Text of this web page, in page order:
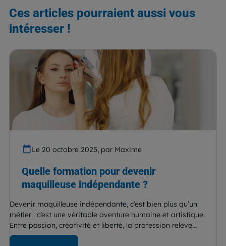
Ces articles pourraient aussi vous
intéresser !
Le 20 octobre 2025, par Maxime
Quelle formation pour devenir
maquilleuse indépendante ?
Devenir maquilleuse indépendante, c’est bien plus qu’un
métier : c’est une véritable aventure humaine et artistique.
Entre passion, créativité et liberté, la profession relève...